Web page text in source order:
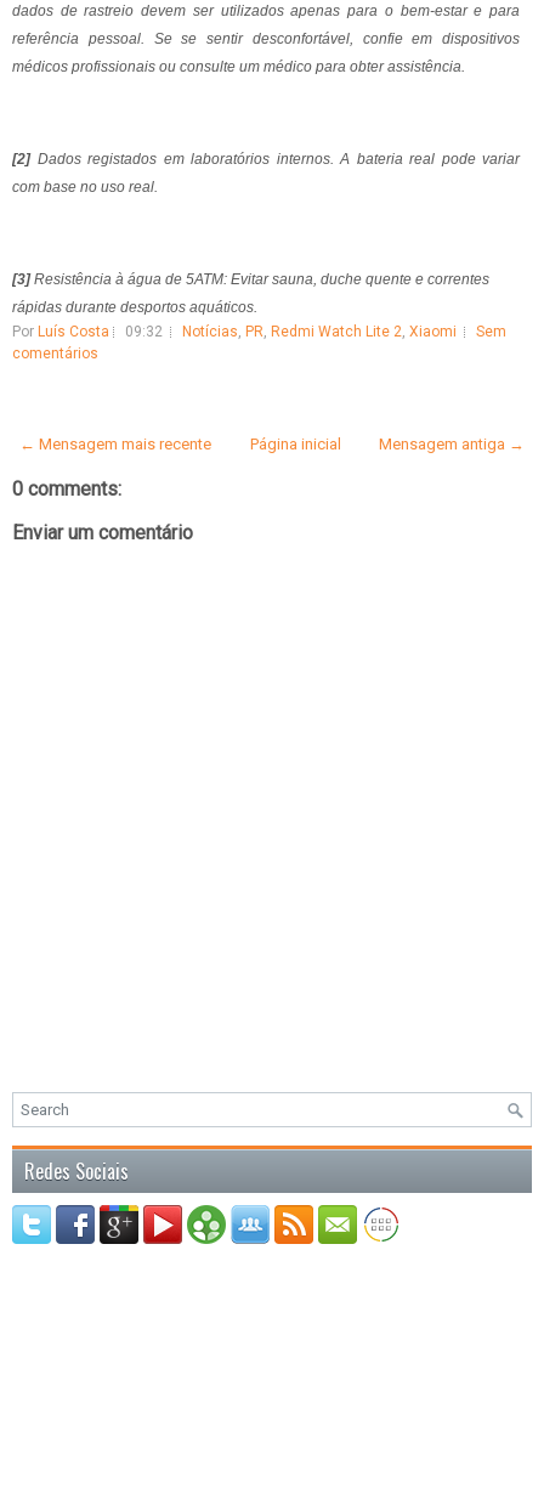
dados de rastreio devem ser utilizados apenas para o bem-estar e para
referência pessoal. Se se sentir desconfortável, confie em dispositivos
médicos profissionais ou consulte um médico para obter assistência.
[2]Dados registados em laboratórios internos. A bateria real pode variar
com base no uso real.
[3]Resistência à água de 5ATM: Evitar sauna, duche quente e correntes
rápidas durante desportos aquáticos.
Por Luís Costa 09:32 Notícias, PR, Redmi Watch Lite 2, Xiaomi
Sem
comentários
← Mensagem mais recente Mensagem antiga →
Página inicial
0 comments:
Enviar um comentário
Redes Sociais